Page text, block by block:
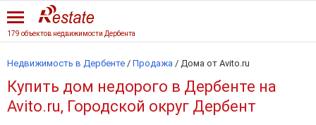
179 объектов недвижимости Дербента
Недвижимость в Дербенте / Продажа / Дома от Avito.ru
Купить дом недорого в Дербенте на
Avito.ru, Городской округ Дербент